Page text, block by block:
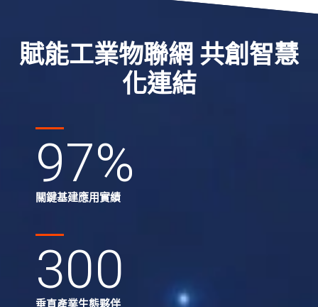
賦能工業物聯網 共創智慧
化連結
97%
關鍵基建應用實績
300
垂直產業生態夥伴